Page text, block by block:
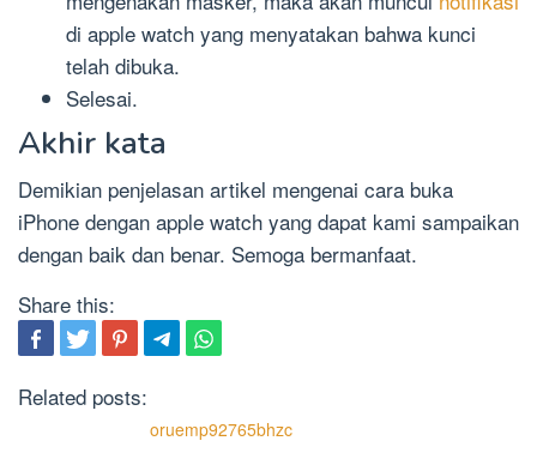
di apple watch yang menyatakan bahwa kunci
telah dibuka.
Selesai.
Akhir kata
Demikian penjelasan artikel mengenai cara buka
iPhone dengan apple watch yang dapat kami sampaikan
dengan baik dan benar. Semoga bermanfaat.
Share this:
Related posts:
oruemp92765bhzc